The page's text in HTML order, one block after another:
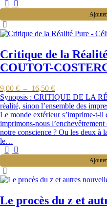
Critique de la
COUTOT-
9,00 € – 16,50 €
Synopsis : CRITIQUE DE LA
réalité, sinon l’ensemble des
Le monde extérieur s’imprime-t-il
imprimons-nous
notre conscience ? Ou les deux à
le…
Le procès du z et